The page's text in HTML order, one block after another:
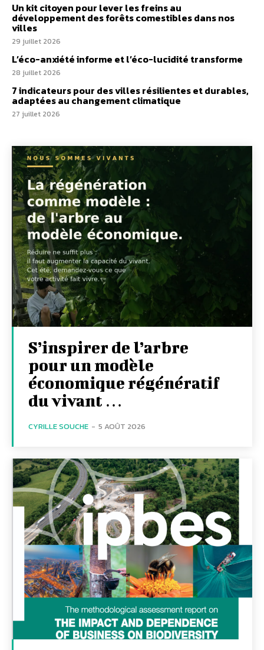
Un kit citoyen pour lever les freins au
développement des forêts comestibles dans nos
villes
29 juillet 2026
L’éco-anxiété informe et l’éco-lucidité transforme
28 juillet 2026
7 indicateurs pour des villes résilientes et durables,
adaptées au changement climatique
27 juillet 2026
S’inspirer de l’arbre
pour un modèle
économique régénératif
du vivant …
CYRILLE SOUCHE - 5 AOÛT 2026